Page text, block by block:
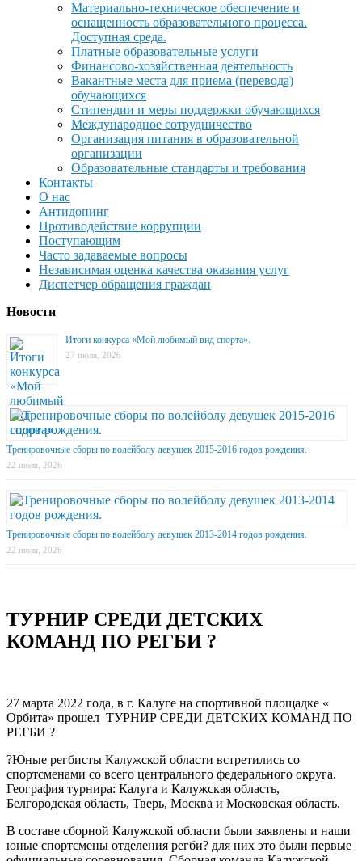
Материально-техническое обеспечение и
оснащенность образовательного процесса.
Доступная среда.
Платные образовательные услуги
Финансово-хозяйственная деятельность
Вакантные места для приема (перевода)
обучающихся
Стипендии и меры поддержки обучающихся
Международное сотрудничество
Организация питания в образовательной
организации
Образовательные стандарты и требования
Контакты
О нас
Антидопинг
Противодействие коррупции
Поступающим
Часто задаваемые вопросы
Независимая оценка качества оказания услуг
Диспетчер обращения граждан
Новости
Итоги конкурса «Мой любимый вид спорта».
27 июля, 2026
Тренировочные сборы по волейболу девушек 2015-2016 годов рождения.
22 июля, 2026
Тренировочные сборы по волейболу девушек 2013-2014 годов рождения.
22 июля, 2026
ТУРНИР СРЕДИ ДЕТСКИХ
КОМАНД ПО РЕГБИ ?
27 марта 2022 года, в г. Калуге на спортивной площадке «
Орбита» прошел ТУРНИР СРЕДИ ДЕТСКИХ КОМАНД ПО
РЕГБИ ?
?Юные регбисты Калужской области встретились со
спортсменами со всего центрального федерального округа.
География турнира: Калуга и Калужская область,
Белгородская область, Тверь, Москва и Московская область.
В составе сборной Калужской области были заявлены и наши
юные спортсмены отделения регби? для них это были первые